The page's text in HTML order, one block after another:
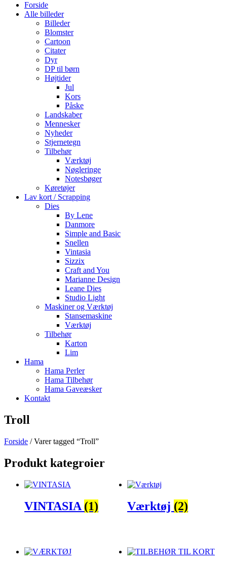
Forside
Alle billeder
Billeder
Blomster
Cartoon
Citater
Dyr
DP til børn
Højtider
Jul
Kors
Påske
Landskaber
Mennesker
Nyheder
Stjernetegn
Tilbehør
Værktøj
Nøgleringe
Notesbøger
Køretøjer
Lav kort / Scrapping
Dies
By Lene
Danmore
Simple and Basic
Snellen
Vintasia
Sizzix
Craft and You
Marianne Design
Leane Dies
Studio Light
Maskiner og Værktøj
Stansemaskine
Værktøj
Tilbehør
Karton
Lim
Hama
Hama Perler
Hama Tilbehør
Hama Gaveæsker
Kontakt
Troll
Forside / Varer tagged “Troll”
Produkt kategroier
VINTASIA (1) Værktøj (2)